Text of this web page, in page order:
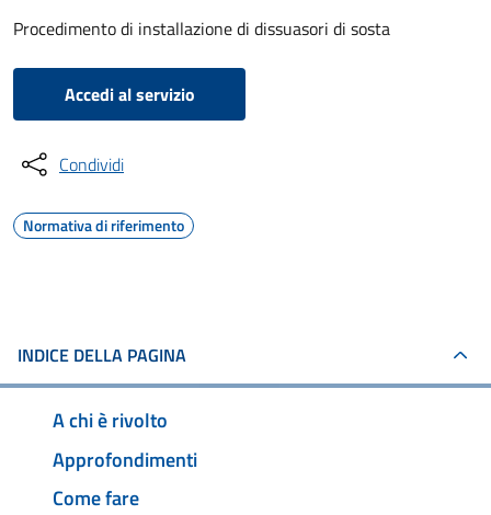
Procedimento di installazione di dissuasori di sosta
Accedi al servizio
Condividi
Normativa di riferimento
INDICE DELLA PAGINA
A chi è rivolto
Approfondimenti
Come fare